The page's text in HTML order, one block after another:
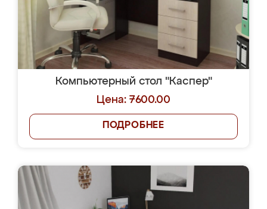
Компьютерный стол "Каспер"
Цена: 7600.00
ПОДРОБНЕЕ